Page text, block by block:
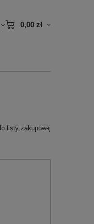
0,00 zł
listy zakupowej